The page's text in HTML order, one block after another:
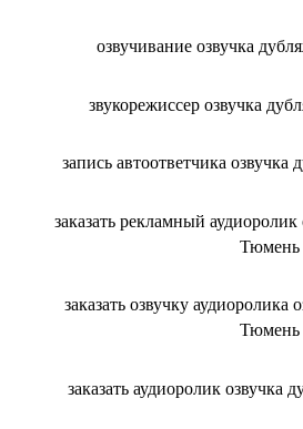
озвучивание озвучка
звукорежиссер озвучка
запись автоответчика
заказать рекламный
Тюмень
заказать озвучку
Тюмень
заказать аудиоролик